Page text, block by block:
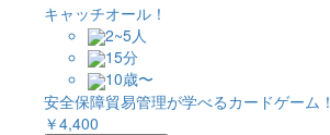
キャッチオール！
2~5人
15分
10歳〜
安全保障貿易管理が学べるカードゲーム！
￥4,400